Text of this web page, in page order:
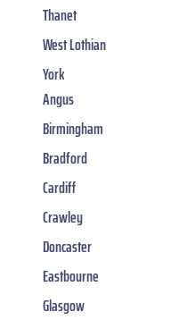
Thanet
West Lothian
York
Angus
Birmingham
Bradford
Cardiff
Crawley
Doncaster
Eastbourne
Glasgow